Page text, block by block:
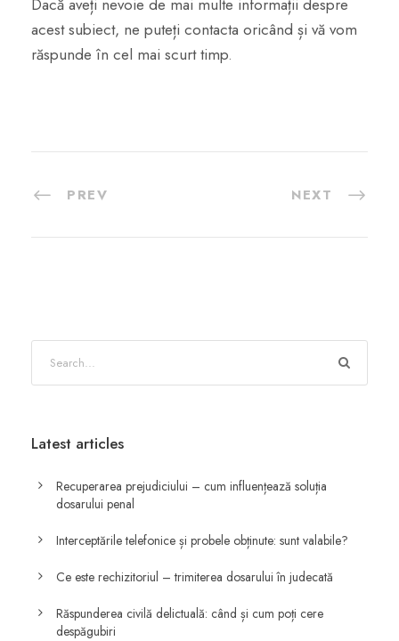
Dacă aveți nevoie de mai multe informații despre
acest subiect, ne puteți contacta oricând și vă vom
răspunde în cel mai scurt timp.
PREV NEXT
Latest articles
Recuperarea prejudiciului – cum influențează soluția
dosarului penal
Interceptările telefonice și probele obținute: sunt valabile?
Ce este rechizitoriul – trimiterea dosarului în judecată
Răspunderea civilă delictuală: când și cum poți cere
despăgubiri